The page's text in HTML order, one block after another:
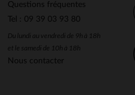
Questions fréquentes
Tel : 09 39 03 93 80
Du lundi au vendredi de 9h à 18h
et le samedi de 10h à 18h
Nous contacter